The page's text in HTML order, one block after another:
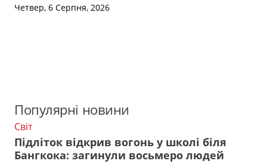
Четвер, 6 Серпня, 2026
Популярні новини
Світ
Підліток відкрив вогонь у школі біля
Бангкока: загинули восьмеро людей